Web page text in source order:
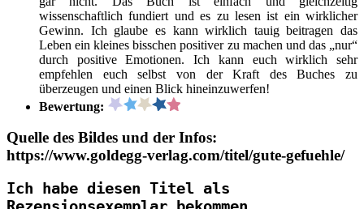
wissenschaftlich fundiert und es zu lesen ist ein wirklicher
Gewinn. Ich glaube es kann wirklich tauig beitragen das
Leben ein kleines bisschen positiver zu machen und das „nur“
durch positive Emotionen. Ich kann euch wirklich sehr
empfehlen euch selbst von der Kraft des Buches zu
überzeugen und einen Blick hineinzuwerfen!
Bewertung:
Quelle des Bildes und der Infos:
https://www.goldegg-verlag.com/titel/gute-gefuehle/
Ich habe diesen Titel als